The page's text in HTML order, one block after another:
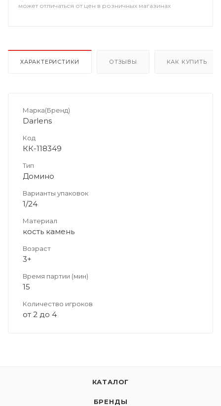
может отличаться от цен в розничных магазинах
ХАРАКТЕРИСТИКИ ОТЗЫВЫ КАК КУПИТЬ
Марка(Бренд)
Darlens
Код
КК-118349
Тип
Домино
Варианты упаковок
1/24
Материал
кость камень
Возраст
3+
Время партии (мин)
15
Количество игроков
от 2 до 4
КАТАЛОГ
БРЕНДЫ